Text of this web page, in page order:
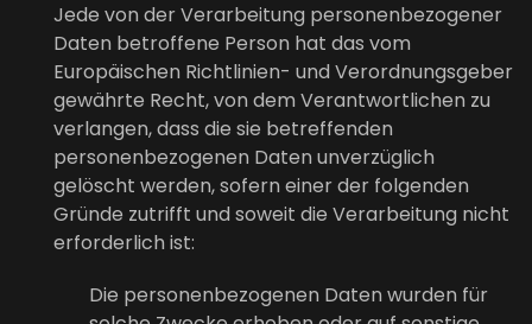
Jede von der Verarbeitung personenbezogener
Daten betroffene Person hat das vom
Europäischen Richtlinien- und Verordnungsgeber
gewährte Recht, von dem Verantwortlichen zu
verlangen, dass die sie betreffenden
personenbezogenen Daten unverzüglich
gelöscht werden, sofern einer der folgenden
Gründe zutrifft und soweit die Verarbeitung nicht
erforderlich ist:
Die personenbezogenen Daten wurden für